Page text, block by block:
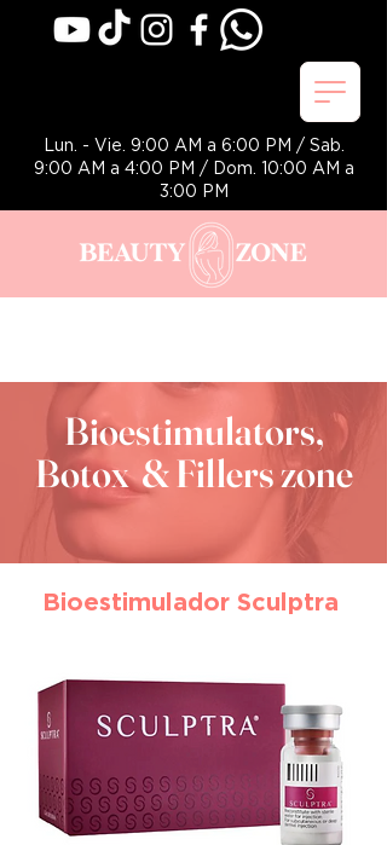
Lun. - Vie. 9:00 AM a 6:00 PM / Sab.
9:00 AM a 4:00 PM / Dom. 10:00 AM a
3:00 PM
Bioestimulators,
Botox & Fillers zone
Bioestimulador Sculptra